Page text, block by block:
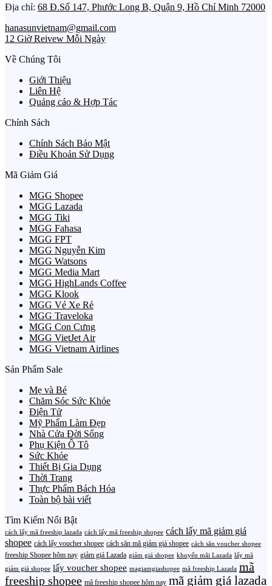
Địa chỉ: 68 Đ.Số 147, Phước Long B, Quận 9, Hồ Chí Minh 72000
hanasunvietnam@gmail.com
12 Giờ Reivew Mỗi Ngày
Về Chúng Tôi
Giới Thiệu
Liên Hệ
Quảng cáo & Hợp Tác
Chính Sách
Chính Sách Bảo Mật
Điều Khoản Sử Dụng
Mã Giảm Giá
MGG Shopee
MGG Lazada
MGG Tiki
MGG Fahasa
MGG FPT
MGG Nguyễn Kim
MGG Watsons
MGG Media Mart
MGG HighLands Coffee
MGG Klook
MGG Vé Xe Rẻ
MGG Traveloka
MGG Con Cưng
MGG VietJet Air
MGG Vietnam Airlines
Sản Phẩm Sale
Mẹ và Bé
Chăm Sóc Sức Khỏe
Điện Tử
Mỹ Phẩm Làm Đẹp
Nhà Cửa Đời Sống
Phụ Kiện Ô Tô
Sức Khỏe
Thiết Bị Gia Dụng
Thời Trang
Thực Phẩm Bách Hóa
Toàn bộ bài viết
Tìm Kiếm Nổi Bật
cách lấy mã freeship lazada cách lấy mã freeship shopee cách lấy mã giảm giá
shopee cách lấy voucher shopee cách săn mã giảm giá shopee cách săn voucher shopee
freeship Shopee hôm nay giảm giá Lazada giảm giá shopee khuyến mãi Lazada lấy mã
giảm giá shopee lấy voucher shopee magiamgiashopee mã freeship Lazada mã
freeship shopee mã freeship shopee hôm nay mã giảm giá lazada